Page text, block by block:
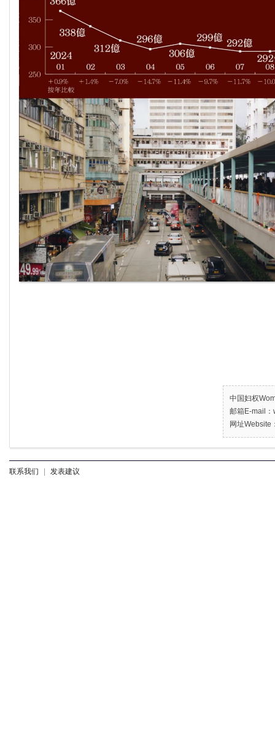
中国妇权
邮箱E-mail
网址Website
联系我们 | 发表建议